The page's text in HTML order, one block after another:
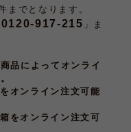
でとなります。
0120-917-215 」ま
品によってオンライ
オンライン注文可能
をオンライン注文可